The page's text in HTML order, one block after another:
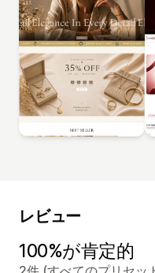
レビュー
100%が肯定的